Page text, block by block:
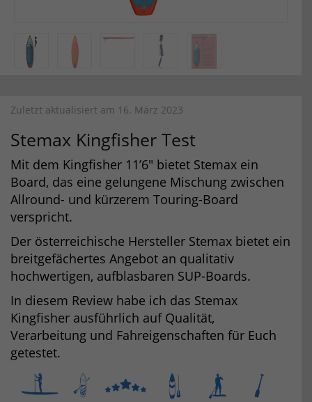
Zuletzt aktualisiert am 16. März 2023
Stemax Kingfisher Test
Mit dem Kingfisher 11’6″ bietet Stemax ein
Board, das eine gelungene Mischung zwischen
Allround- und kürzerem Touring-Board
verspricht.
Der österreichische Hersteller Stemax bietet ein
breitgefächertes Angebot an qualitativ
hochwertigen, aufblasbaren SUP-Boards.
In diesem Review habe ich das Stemax
Kingfisher ausführlich auf Qualität,
Verarbeitung und Fahreigenschaften für Euch
getestet.